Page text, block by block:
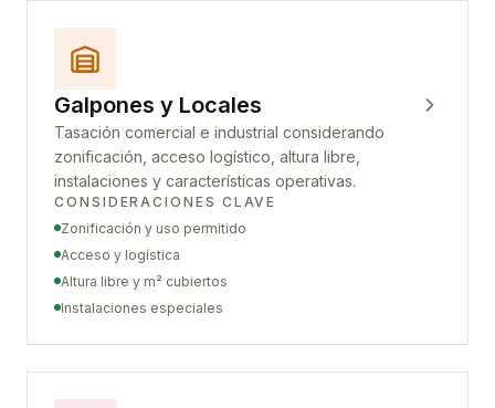
Galpones y Locales
Tasación comercial e industrial considerando
zonificación, acceso logístico, altura libre,
instalaciones y características operativas.
CONSIDERACIONES CLAVE
Zonificación y uso permitido
Acceso y logística
Altura libre y m² cubiertos
Instalaciones especiales